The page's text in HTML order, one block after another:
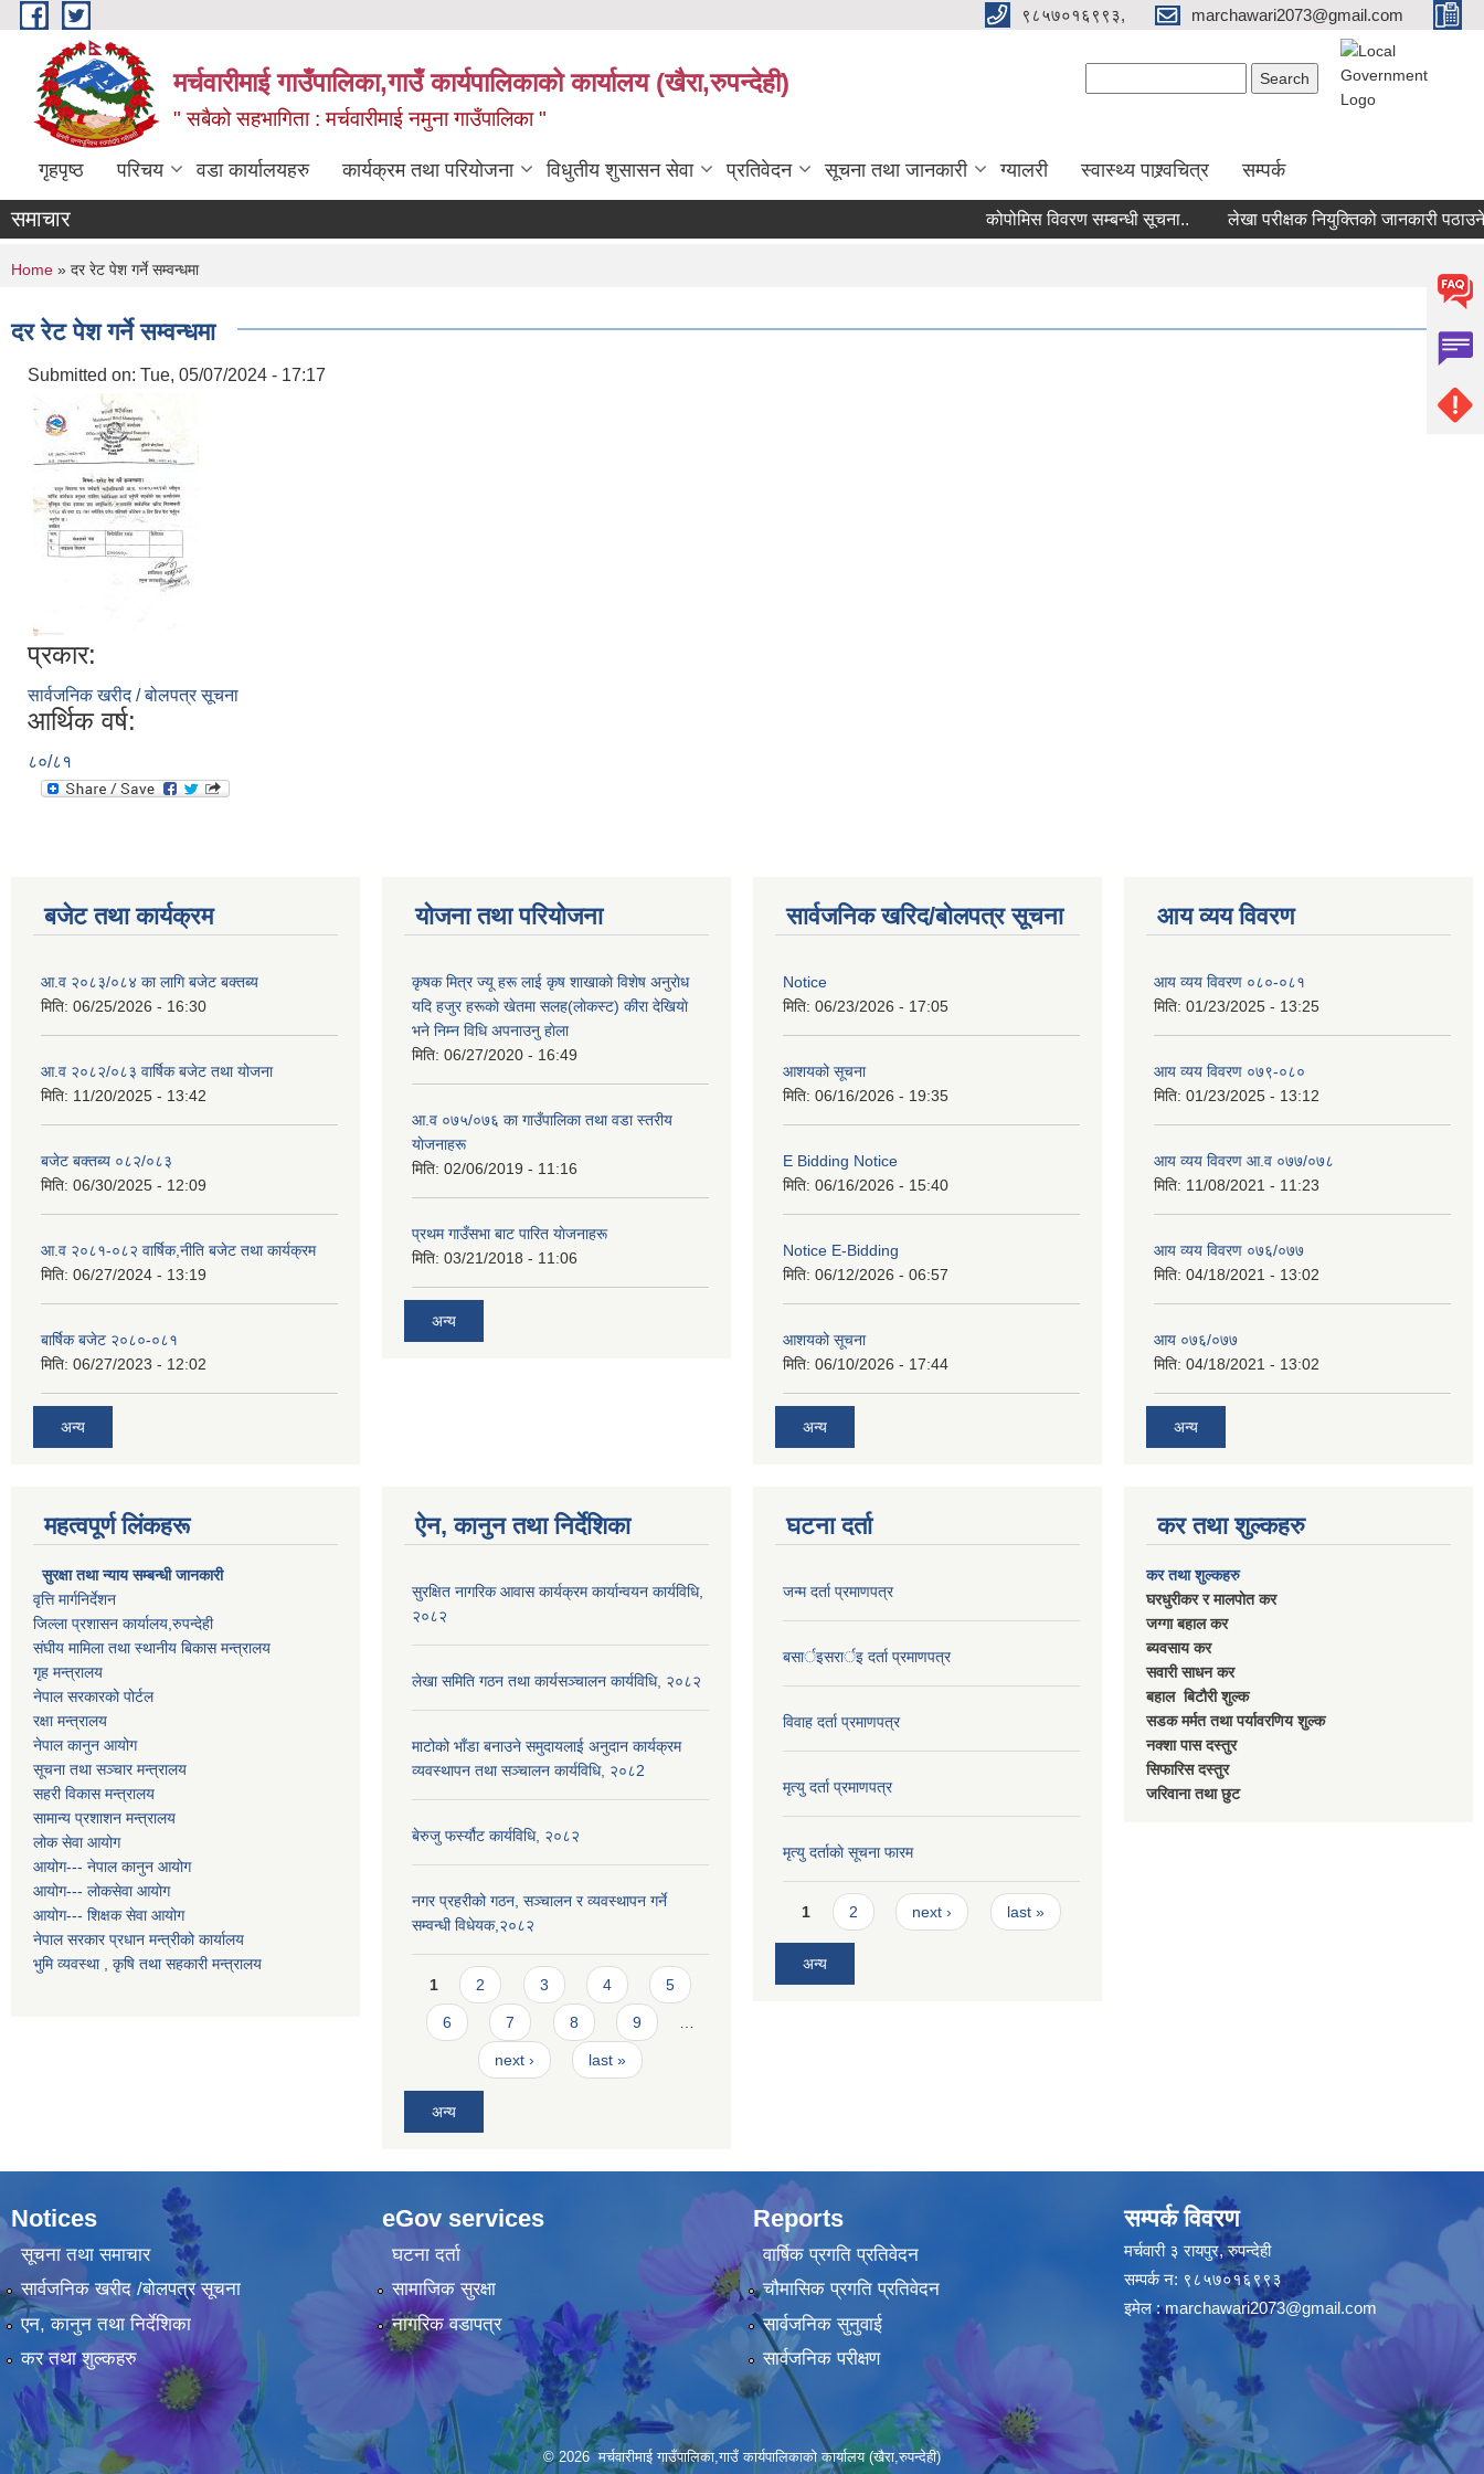
Skip to main content ९८५७०१६९९३, marchawari2073@gmail.com
मर्चवारीमाई गाउँपालिका,गाउँ कार्यपालिकाको कार्यालय (खैरा,रुपन्देही)
" सबैको सहभागिता : मर्चवारीमाई नमुना गाउँपालिका "
गृहपृष्ठ परिचय वडा कार्यालयहरु कार्यक्रम तथा परियोजना विधुतीय शुसासन सेवा प्रतिवेदन सूचना तथा जानकारी ग्यालरी स्वास्थ्य पाश्र्वचित्र सम्पर्क
समाचार कोपोमिस विवरण सम्बन्धी सूचना.. लेखा परीक्षक नियुक्तिको जानकारी पठाउने
You are here
Home » दर रेट पेश गर्ने सम्वन्धमा
दर रेट पेश गर्ने सम्वन्धमा
Submitted on: Tue, 05/07/2024 - 17:17
प्रकार:
सार्वजनिक खरीद / बोलपत्र सूचना
आर्थिक वर्ष:
८०/८१
बजेट तथा कार्यक्रम
आ.व २०८३/०८४ का लागि बजेट बक्तब्य
मिति: 06/25/2026 - 16:30
आ.व २०८२/०८३ वार्षिक बजेट तथा योजना
मिति: 11/20/2025 - 13:42
बजेट बक्तब्य ०८२/०८३
मिति: 06/30/2025 - 12:09
आ.व २०८१-०८२ वार्षिक,नीति बजेट तथा कार्यक्रम
मिति: 06/27/2024 - 13:19
बार्षिक बजेट २०८०-०८१
मिति: 06/27/2023 - 12:02
अन्य
योजना तथा परियोजना
कृषक मित्र ज्यू हरू लाई कृष शाखाकाे विशेष अनुराेध
यदि हजुर हरूकाे खेतमा सलह(लाेकस्ट) कीरा देखियाे
भने निम्न विधि अपनाउनु हाेला
मिति: 06/27/2020 - 16:49
आ‍.व ०७५/०७६ का गाउँपालिका तथा वडा स्तरीय
याेजनाहरू
मिति: 02/06/2019 - 11:16
प्रथम गाउँसभा बाट पारित याेजनाहरू
मिति: 03/21/2018 - 11:06
अन्य
सार्वजनिक खरिद/बोलपत्र सूचना
Notice
मिति: 06/23/2026 - 17:05
आशयको सूचना
मिति: 06/16/2026 - 19:35
E Bidding Notice
मिति: 06/16/2026 - 15:40
Notice E-Bidding
मिति: 06/12/2026 - 06:57
आशयको सूचना
मिति: 06/10/2026 - 17:44
अन्य
आय व्यय विवरण
आय व्यय विवरण ०८०-०८१
मिति: 01/23/2025 - 13:25
आय व्यय विवरण ०७९-०८०
मिति: 01/23/2025 - 13:12
आय व्यय विवरण आ.व ०७७/०७८
मिति: 11/08/2021 - 11:23
आय व्यय विवरण ०७६/०७७
मिति: 04/18/2021 - 13:02
आय ०७६/०७७
मिति: 04/18/2021 - 13:02
अन्य
महत्वपूर्ण लिंकहरू
सुरक्षा तथा न्याय सम्बन्धी जानकारी
वृत्ति मार्गनिर्देशन
जिल्ला प्रशासन कार्यालय,रुपन्देही
संघीय मामिला तथा स्थानीय बिकास मन्त्रालय
गृह मन्त्रालय
नेपाल सरकारको पोर्टल
रक्षा मन्त्रालय
नेपाल कानुन आयोग
सूचना तथा सञ्चार मन्त्रालय
सहरी विकास मन्त्रालय
सामान्य प्रशाशन मन्त्रालय
लोक सेवा आयोग
आयोग--- नेपाल कानुन आयोग
आयोग--- लोकसेवा आयोग
आयोग--- शिक्षक सेवा आयोग
नेपाल सरकार प्रधान मन्त्रीको कार्यालय
भुमि व्यवस्था , कृषि तथा सहकारी मन्त्रालय
ऐन, कानुन तथा निर्देशिका
सुरक्षित नागरिक आवास कार्यक्रम कार्यान्वयन कार्यविधि,
२०८२
लेखा समिति गठन तथा कार्यसञ्चालन कार्यविधि, २०८२
माटोको भाँडा बनाउने समुदायलाई अनुदान कार्यक्रम
व्यवस्थापन तथा सञ्चालन कार्यविधि, २०८2
बेरुजु फर्स्यौट कार्यविधि, २०८२
नगर प्रहरीको गठन, सञ्चालन र व्यवस्थापन गर्ने
सम्वन्धी विधेयक,२०८२
Pages
1 2 3 4 5
6 7 8 9
next › last »
अन्य
घटना दर्ता
जन्म दर्ता प्रमाणपत्र
बसार्इसरार्इ दर्ता प्रमाणपत्र
विवाह दर्ता प्रमाणपत्र
मृत्यु दर्ता प्रमाणपत्र
मृत्यु दर्ताकाे सूचना फारम
Pages
1 2 next › last »
अन्य
कर तथा शुल्कहरु
कर तथा शुल्कहरु
घरधुरीकर र मालपाेत कर
जग्गा बहाल कर
ब्यवसाय कर
सवारी साधन कर
बहाल बिटाैरी शुल्क
सडक मर्मत तथा पर्यावरणिय शुल्क
नक्शा पास दस्तुर
सिफारिस दस्तुर
जरिवाना तथा छुट
Notices
सूचना तथा समाचार
सार्वजनिक खरीद /बोलपत्र सूचना
एन, कानुन तथा निर्देशिका
कर तथा शुल्कहरु
eGov services
घटना दर्ता
सामाजिक सुरक्षा
नागरिक वडापत्र
Reports
वार्षिक प्रगति प्रतिवेदन
चौमासिक प्रगति प्रतिवेदन
सार्वजनिक सुनुवाई
सार्वजनिक परीक्षण
सम्पर्क विवरण
मर्चवारी ३ रायपुर, रुपन्देही
सम्पर्क न: ९८५७०१६९९३
इमेल :marchawari2073@gmail.com
© 2026 मर्चवारीमाई गाउँपालिका,गाउँ कार्यपालिकाको कार्यालय (खैरा,रुपन्देही)